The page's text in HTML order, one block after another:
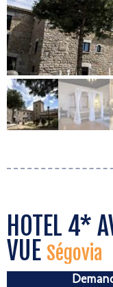
HOTEL 4*
VUE Ségovia